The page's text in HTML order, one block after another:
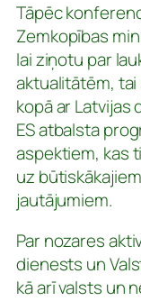
Tāpēc
Zemkopības
lai ziņotu par
aktualitātēm,
kopā ar
ES atbalsta
aspektiem, kas
uz
jautājumiem.
Par nozares
dienests un
kā arī valsts un